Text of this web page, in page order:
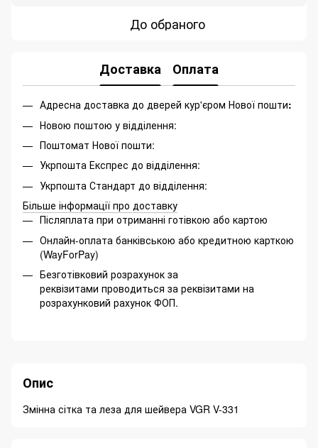
До обраного
Доставка Оплата
Адресна доставка до дверей кур'єром Нової пошти:
Новою поштою у відділення:
Поштомат Нової пошти:
Укрпошта Експрес до відділення:
Укрпошта Стандарт до відділення:
Більше інформації про доставку
Післяплата при отриманні готівкою або картою
Онлайн-оплата банківською або кредитною карткою
(WayForPay)
Безготівковий розрахунок за
реквізитами проводиться за реквізитами на
розрахунковий рахунок ФОП.
Опис
Змінна сітка та леза для шейвера VGR V-331